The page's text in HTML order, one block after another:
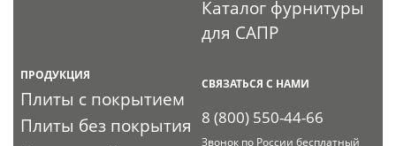
Каталог фурнитуры
для САПР
ПРОДУКЦИЯ
Плиты с покрытием
Плиты без покрытия
СВЯЗАТЬСЯ С НАМИ
8 (800) 550-44-66
Звонок по России бесплатный